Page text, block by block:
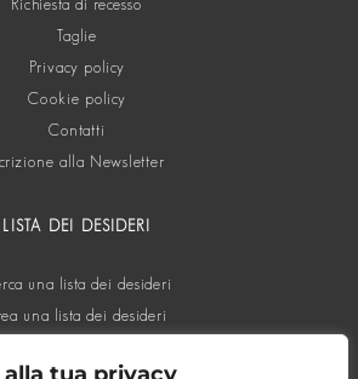
Richiesta di recesso
Taglie
Privacy policy
Cookie policy
Contatti
alla Newsletter
LISTA DEI DESIDERI
una lista dei desideri
una lista dei desideri